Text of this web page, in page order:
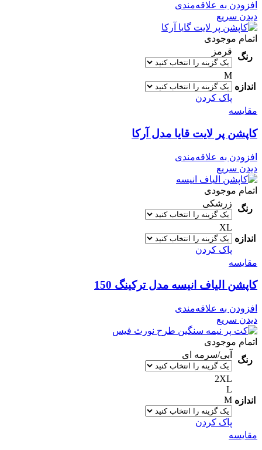
افزودن به علاقه‌مندی
دیدن سریع
اتمام موجودی
رنگ
قرمز
اندازه
M
پاک کردن
مقایسه
کاپشن پر لایت قایا مدل آرکا
افزودن به علاقه‌مندی
دیدن سریع
اتمام موجودی
رنگ
زرشکی
اندازه
XL
پاک کردن
مقایسه
کاپشن الیاف انیسه مدل ترکینگ 150
افزودن به علاقه‌مندی
دیدن سریع
اتمام موجودی
رنگ
آبی/سرمه ای
اندازه
2XL
L
M
پاک کردن
مقایسه